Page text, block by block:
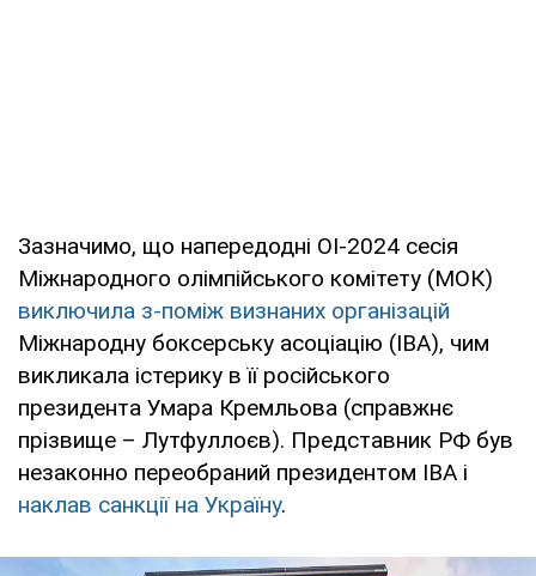
Зазначимо, що напередодні ОІ-2024 сесія
Міжнародного олімпійського комітету (МОК)
виключила з-поміж визнаних організацій
Міжнародну боксерську асоціацію (IBA), чим
викликала істерику в її російського
президента Умара Кремльова (справжнє
прізвище – Лутфуллоєв). Представник РФ був
незаконно переобраний президентом IBA і
наклав санкції на Україну.